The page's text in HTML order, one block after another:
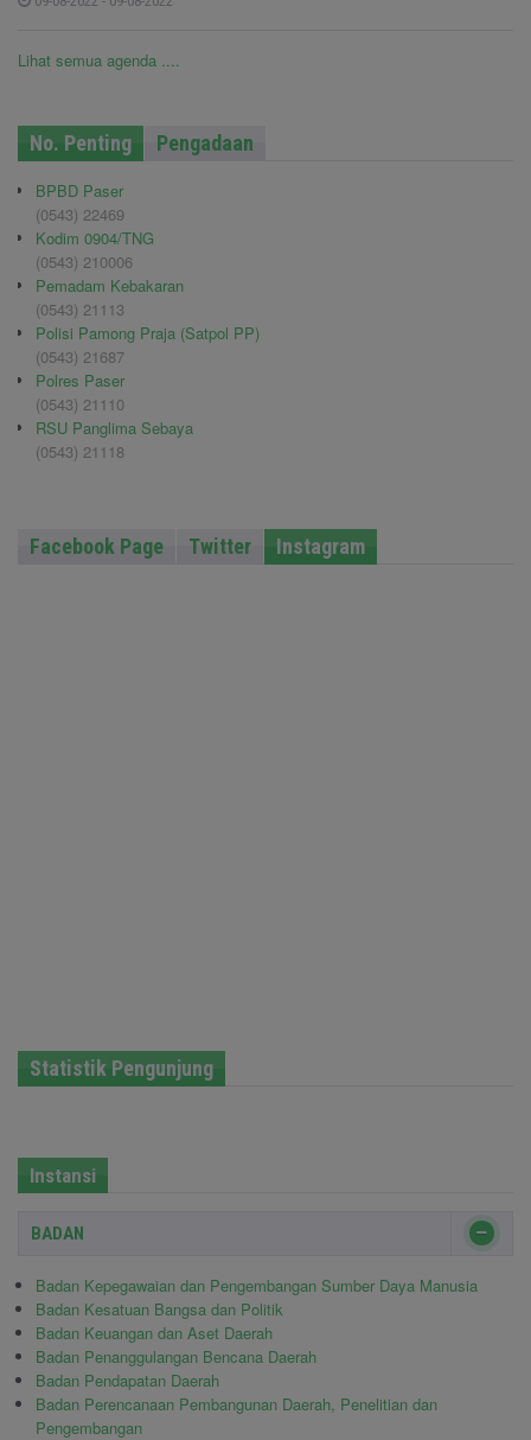
Lihat semua agenda ....
No. Penting Pengadaan
BPBD Paser
(0543) 22469
Kodim 0904/TNG
(0543) 210006
Pemadam Kebakaran
(0543) 21113
Polisi Pamong Praja (Satpol PP)
(0543) 21687
Polres Paser
(0543) 21110
RSU Panglima Sebaya
(0543) 21118
Facebook Page Twitter Instagram
Statistik Pengunjung
Instansi
BADAN
Badan Kepegawaian dan Pengembangan Sumber Daya Manusia
Badan Kesatuan Bangsa dan Politik
Badan Keuangan dan Aset Daerah
Badan Penanggulangan Bencana Daerah
Badan Pendapatan Daerah
Badan Perencanaan Pembangunan Daerah, Penelitian dan
Pengembangan